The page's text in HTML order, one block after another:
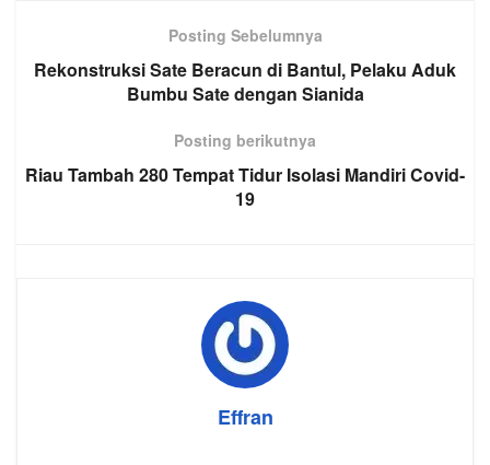
Posting Sebelumnya
Rekonstruksi Sate Beracun di Bantul, Pelaku Aduk
Bumbu Sate dengan Sianida
Posting berikutnya
Riau Tambah 280 Tempat Tidur Isolasi Mandiri Covid-
19
Effran